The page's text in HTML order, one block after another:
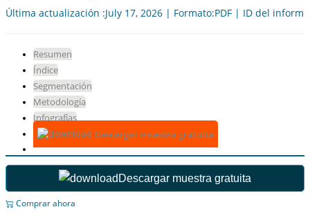
Última actualización :July 17, 2026 | Formato:PDF | ID del
Resumen
Índice
Segmentación
Metodología
Infografías
Descargar muestra gratuita
Descargar muestra gratuita
Comprar ahora